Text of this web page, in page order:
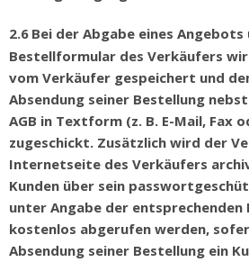
2.6 Bei der Abgabe eines Angebots
Bestellformular des Verkäufers
vom Verkäufer gespeichert und
Absendung seiner Bestellung
AGB in Textform (z. B. E-Mail, Fax
zugeschickt. Zusätzlich wird der
Internetseite des Verkäufers
Kunden über sein passwortgeschü
unter Angabe der entsprechenden
kostenlos abgerufen werden,
Absendung seiner Bestellung ein